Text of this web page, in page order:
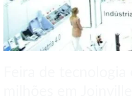
em
Joinville